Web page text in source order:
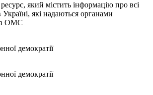
який містить інформацію про всі
які надаються органами
ОМС
демократії
демократії